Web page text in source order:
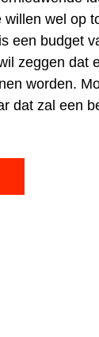
wel op
een budget
zeggen dat
worden.
dat zal een